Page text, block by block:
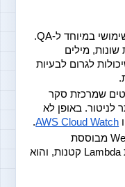
מיוחדות כמו Null או undefined שיכולות לגרום לבעיות
– סדרה של פוסטים שמרכזת סקר
שנעשה לגבי הכלים הטובים ביותר לניטור. באופן לא
AWS Cloud Watch
.
– מדובר ב-Web Framework מבוססת
Lambda. הפתרון מגדיר פונקציות Lambda קטנות, והוא